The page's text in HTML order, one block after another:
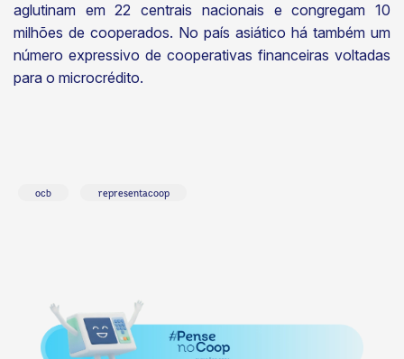
aglutinam em 22 centrais nacionais e congregam 10
milhões de cooperados. No país asiático há também um
número expressivo de cooperativas financeiras voltadas
para o microcrédito.
ocb representacoop